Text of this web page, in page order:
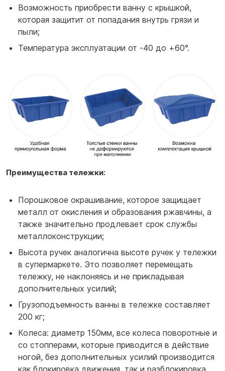
Возможность приобрести ванну с крышкой,
которая защитит от попадания внутрь грязи и
пыли;
Температура эксплуатации от -40 до +60°.
Преимущества тележки:
Порошковое окрашивание, которое защищает
металл от окисления и образования ржавчины, а
также значительно продлевает срок службы
металлоконструкции;
Высота ручек аналогична высоте ручек у тележки
в супермаркете. Это позволяет перемещать
тележку, не наклоняясь и не прикладывая
дополнительных усилий;
Грузоподъемность ванны в тележке составляет
200 кг;
Колеса: диаметр 150мм, все колеса поворотные и
со стопперами, которые приводится в действие
ногой, без дополнительных усилий производится